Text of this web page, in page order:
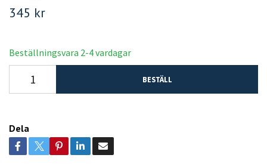
345 kr
Beställningsvara 2-4 vardagar
BESTÄLL
Dela